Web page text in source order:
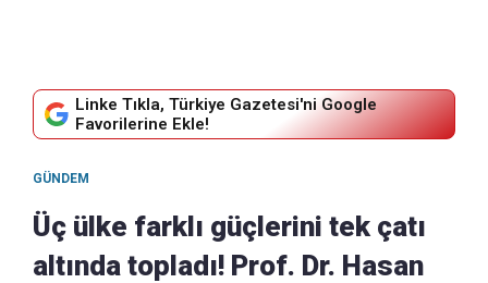
Linke Tıkla, Türkiye Gazetesi'ni Google
Favorilerine Ekle!
GÜNDEM
Üç ülke farklı güçlerini tek çatı
altında topladı! Prof. Dr. Hasan